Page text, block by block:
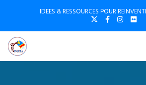
IDEES & RESSOURCES POUR